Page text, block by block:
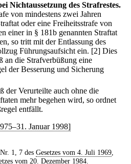
Nichtaussetzung des Strafrestes.
von mindestens zwei Jahren
oder eine Freiheitsstrafe von
einer in § 181b genannten Straftat
so tritt mit der Entlassung des
Führungsaufsicht ein. [2] Dies
an die Strafverbüßung eine
der Besserung und Sicherung
der Verurteilte auch ohne die
mehr begehen wird, so ordnet
entfällt.
Januar 1998]
1, 7 des Gesetzes vom 4. Juli 1969,
vom 20. Dezember 1984